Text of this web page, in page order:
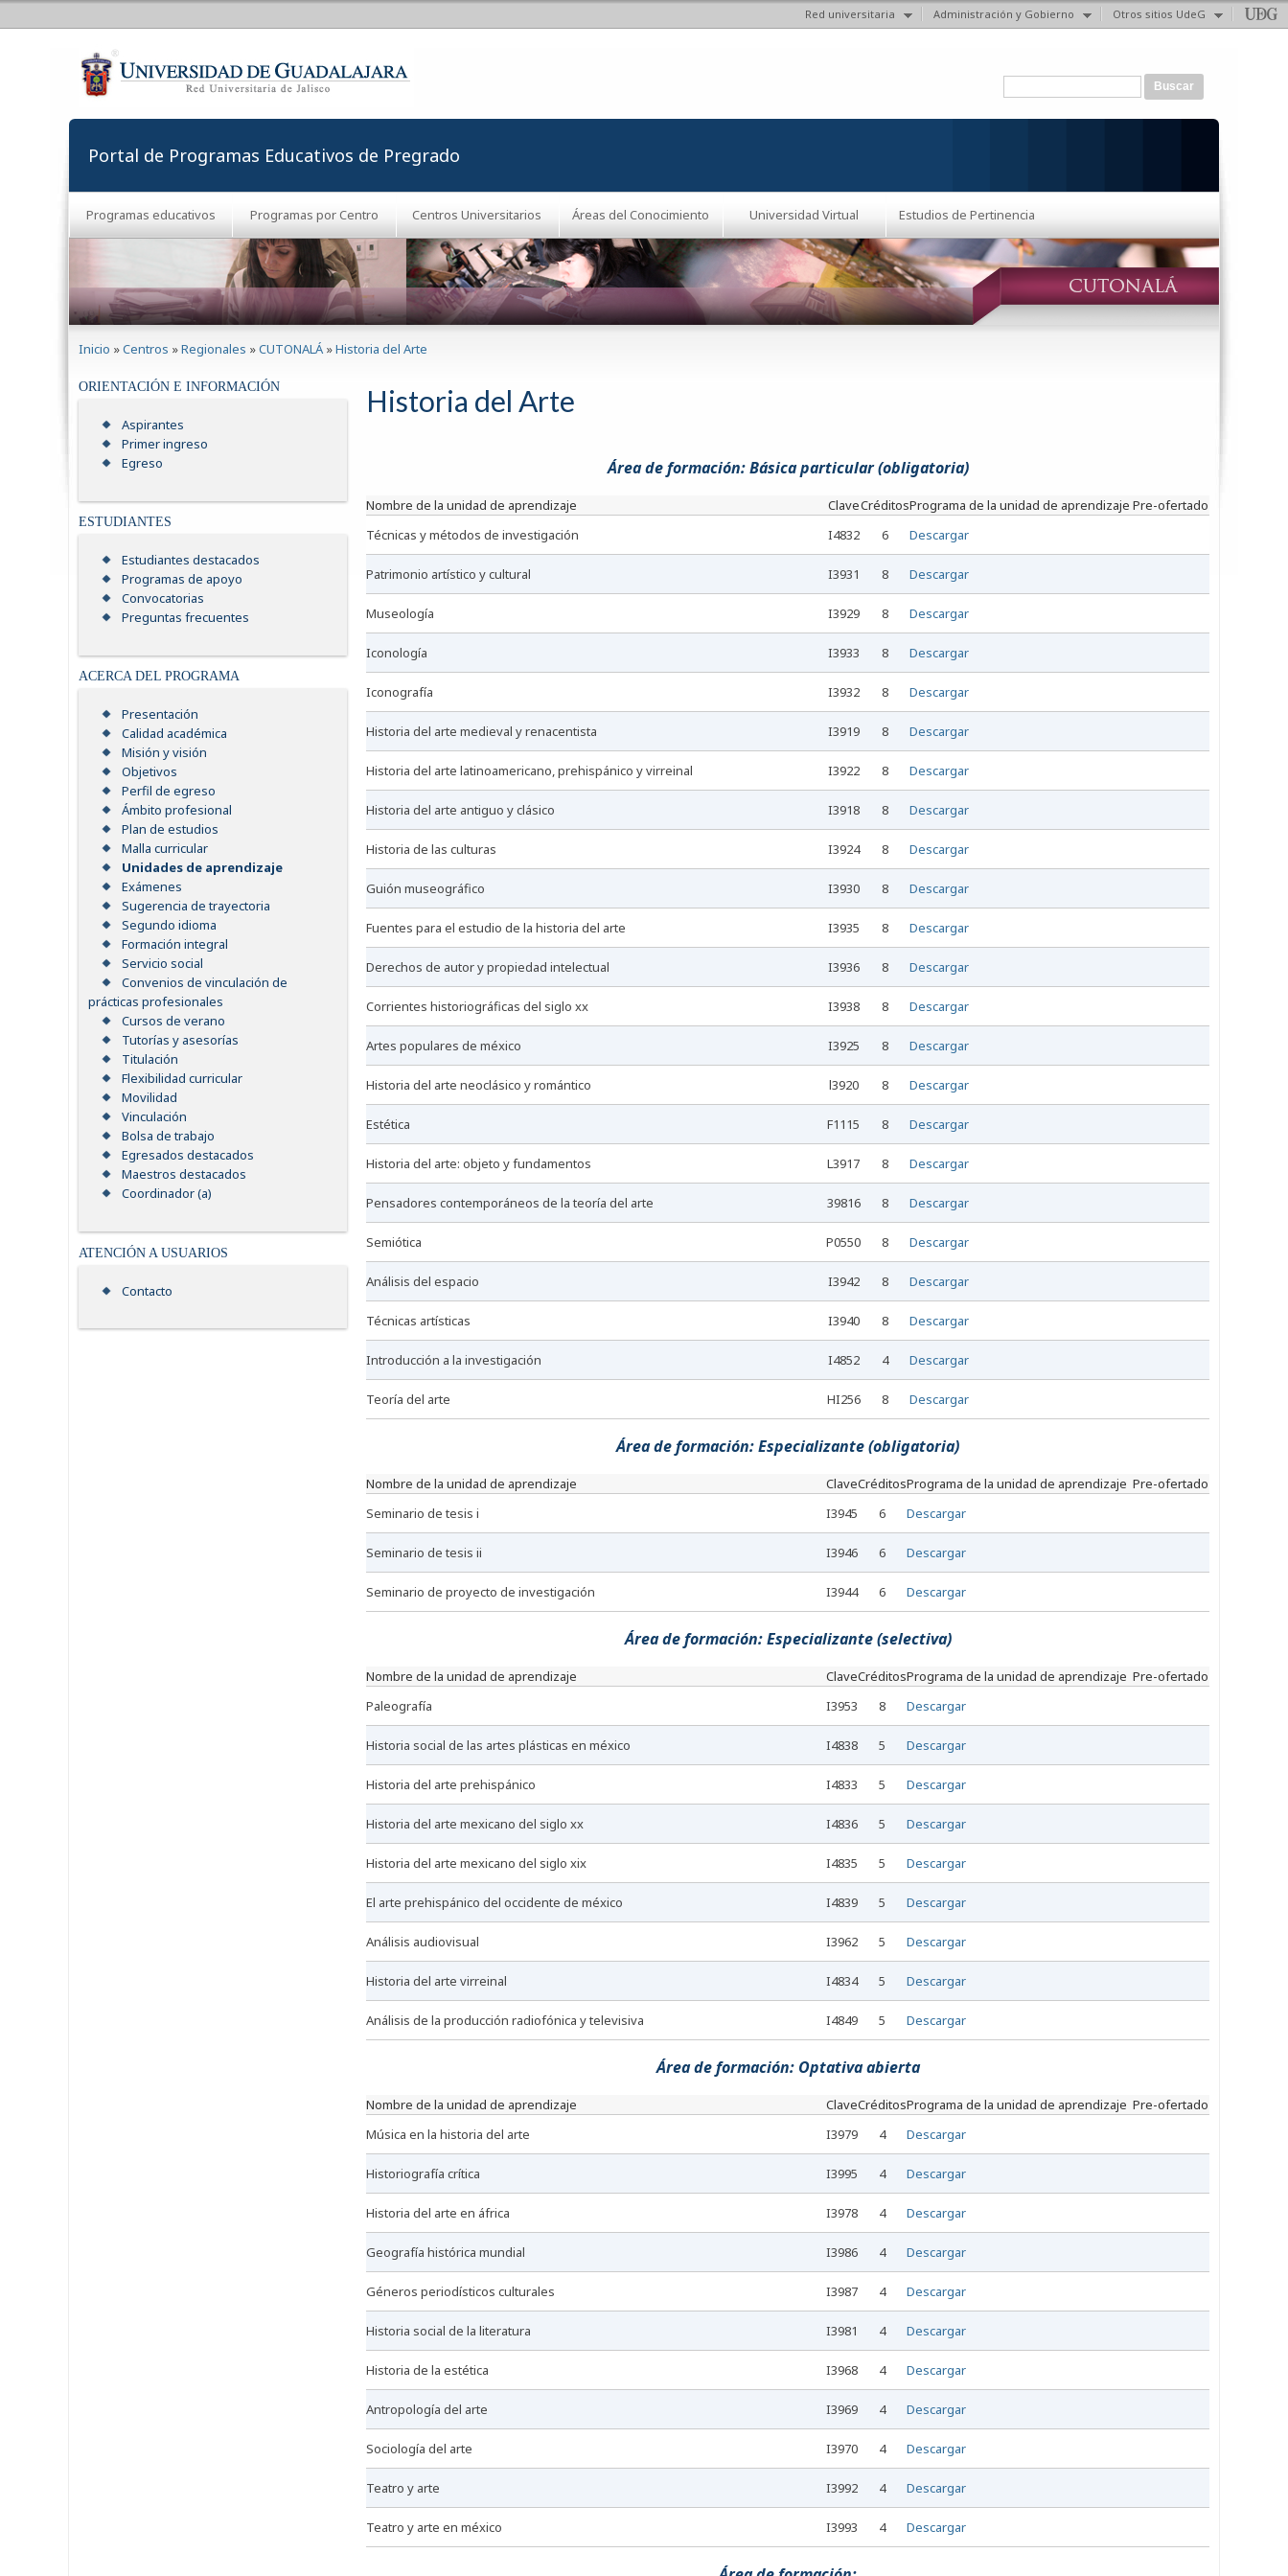
Red universitaria Administración y Gobierno Otros sitios UdeG
Formulario de búsqueda
Portal de Programas Educativos de Pregrado
Programas educativos Programas por Centro Centros Universitarios Áreas del Conocimiento Universidad Virtual Estudios de Pertinencia
Inicio »Centros »Regionales »CUTONALÁ »Historia del Arte
ORIENTACIÓN E INFORMACIÓN
Aspirantes
Primer ingreso
Egreso
ESTUDIANTES
Estudiantes destacados
Programas de apoyo
Convocatorias
Preguntas frecuentes
ACERCA DEL PROGRAMA
Presentación
Calidad académica
Misión y visión
Objetivos
Perfil de egreso
Ámbito profesional
Plan de estudios
Malla curricular
Unidades de aprendizaje
Exámenes
Sugerencia de trayectoria
Segundo idioma
Formación integral
Servicio social
Convenios de vinculación de
prácticas profesionales
Cursos de verano
Tutorías y asesorías
Titulación
Flexibilidad curricular
Movilidad
Vinculación
Bolsa de trabajo
Egresados destacados
Maestros destacados
Coordinador (a)
ATENCIÓN A USUARIOS
Contacto
Historia del Arte
Área de formación: Básica particular (obligatoria)
nombre de la unidad de aprendizaje ClaveCréditosPrograma de la unidad de aprendizaje Pre-ofertado
técnicas y métodos de investigación
I4832 6 Descargar
patrimonio artístico y cultural I3931 8 Descargar
museología I3929 8 Descargar
iconología I3933 8 Descargar
iconografía I3932 8 Descargar
historia del arte medieval y renacentista I3919 8 Descargar
historia del arte latinoamericano, prehispánico y virreinal I3922 8 Descargar
historia del arte antiguo y clásico I3918 8 Descargar
historia de las culturas I3924 8 Descargar
guión museográfico I3930 8 Descargar
fuentes para el estudio de la historia del arte I3935 8 Descargar
derechos de autor y propiedad intelectual I3936 8 Descargar
corrientes historiográficas del siglo xx I3938 8 Descargar
artes populares de méxico I3925 8 Descargar
historia del arte neoclásico y romántico l3920 8 Descargar
estética F1115 8 Descargar
historia del arte: objeto y fundamentos L3917 8 Descargar
pensadores contemporáneos de la teoría del arte 39816 8 Descargar
semiótica P0550 8 Descargar
análisis del espacio I3942 8 Descargar
técnicas artísticas I3940 8 Descargar
introducción a la investigación I4852 4 Descargar
teoría del arte HI256 8 Descargar
Área de formación: Especializante (obligatoria)
nombre de la unidad de aprendizaje ClaveCréditosPrograma de la unidad de aprendizaje Pre-ofertado
seminario de tesis i
I3945 6 Descargar
seminario de tesis ii I3946 6 Descargar
seminario de proyecto de investigación I3944 6 Descargar
Área de formación: Especializante (selectiva)
nombre de la unidad de aprendizaje ClaveCréditosPrograma de la unidad de aprendizaje Pre-ofertado
paleografía
I3953 8 Descargar
historia social de las artes plásticas en méxico I4838 5 Descargar
historia del arte prehispánico I4833 5 Descargar
historia del arte mexicano del siglo xx I4836 5 Descargar
historia del arte mexicano del siglo xix I4835 5 Descargar
el arte prehispánico del occidente de méxico I4839 5 Descargar
análisis audiovisual I3962 5 Descargar
historia del arte virreinal I4834 5 Descargar
análisis de la producción radiofónica y televisiva I4849 5 Descargar
Área de formación: Optativa abierta
nombre de la unidad de aprendizaje ClaveCréditosPrograma de la unidad de aprendizaje Pre-ofertado
música en la historia del arte
I3979 4 Descargar
historiografía crítica I3995 4 Descargar
historia del arte en áfrica I3978 4 Descargar
geografía histórica mundial I3986 4 Descargar
géneros periodísticos culturales I3987 4 Descargar
historia social de la literatura I3981 4 Descargar
historia de la estética I3968 4 Descargar
antropología del arte I3969 4 Descargar
sociología del arte I3970 4 Descargar
teatro y arte I3992 4 Descargar
teatro y arte en méxico I3993 4 Descargar